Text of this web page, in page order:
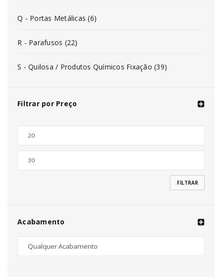
Q - Portas Metálicas (6)
R - Parafusos (22)
S - Quilosa / Produtos Químicos Fixação (39)
Filtrar por Preço
FILTRAR
Acabamento